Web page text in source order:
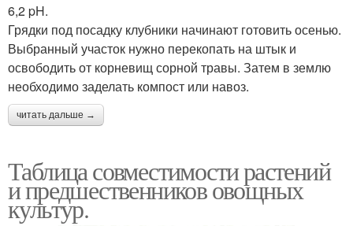
6,2 pH.
Грядки под посадку клубники начинают готовить осенью.
Выбранный участок нужно перекопать на штык и
освободить от корневищ сорной травы. Затем в землю
необходимо заделать компост или навоз.
читать дальше →
Таблица совместимости растений
и предшественников овощных
культур.